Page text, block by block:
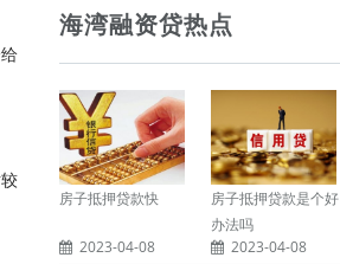
海湾融资贷热点
房子抵押贷款快
2023-04-08
房子抵押贷款是个好
办法吗
2023-04-08